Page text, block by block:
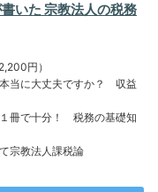
書いた 宗教法人の税務
円）
当に大丈夫ですか？ 収益
冊で十分！ 税務の基礎知
宗教法人課税論